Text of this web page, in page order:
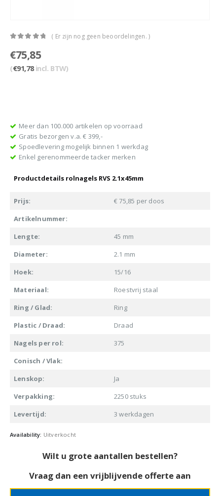
( Er zijn nog geen beoordelingen. )
€75,85
(€91,78incl. BTW)
Meer dan 100.000 artikelen op voorraad
Gratis bezorgen v.a. € 399,-
Spoedlevering mogelijk binnen 1 werkdag
Enkel gerenommeerde tacker merken
Productdetails rolnagels RVS 2.1x45mm
Prijs:
€ 75,85 per doos
Artikelnummer:
Lengte:
45 mm
Diameter:
2.1 mm
Hoek:
15/16
Materiaal:
Roestvrij staal
Ring / Glad:
Ring
Plastic / Draad:
Draad
Nagels per rol:
375
Conisch / Vlak:
Lenskop:
Ja
Verpakking:
2250 stuks
Levertijd:
3 werkdagen
Availability: Uitverkocht
Wilt u grote aantallen bestellen?
Vraag dan een vrijblijvende offerte aan